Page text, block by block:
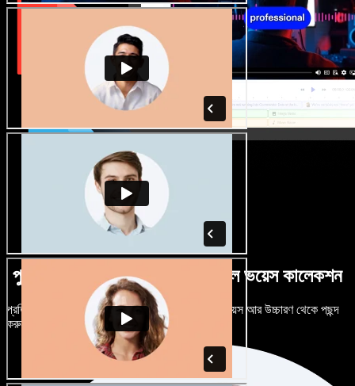
পুরুষ-নারী ভেদে নানান উচ্চারণে বিশাল ভয়েস কালেকশন
প্রতিটি প্রজেক্টকে আলাদা শোনাতে দিন। শত শত AI ভয়েস আর উচ্চারণ থেকে পছন্দ
করুন, নিজের মতো টিউন করুন।